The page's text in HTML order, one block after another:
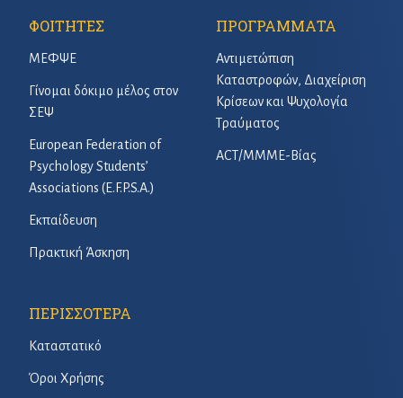
ΦΟΙΤΗΤΕΣ
ΜΕΦΨΕ
Γίνομαι δόκιμο μέλος στον
ΣΕΨ
European Federation of
Psychology Students’
Associations (E.F.P.S.A.)
Εκπαίδευση
Πρακτική Άσκηση
ΠΡΟΓΡΑΜΜΑΤΑ
Αντιμετώπιση
Καταστροφών, Διαχείριση
Κρίσεων και Ψυχολογία
Τραύματος
ACT/ΜΜΜΕ-Βίας
ΠΕΡΙΣΣΟΤΕΡΑ
Καταστατικό
Όροι Χρήσης